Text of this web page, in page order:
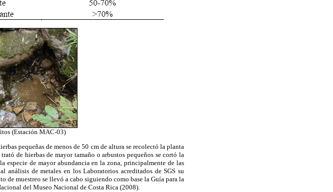
(Estación MAC-03)
pequeñas de menos de 50 cm de altura se recolectó la planta
de hierbas de mayor tamaño o arbustos pequeños se cortó la
especie de mayor abundancia en la zona, principalmente de las
análisis de metales en los Laboratorios acreditados de SGS su
de muestreo se llevó a cabo siguiendo como base la Guía para la
del Museo Nacional de Costa Rica (2008).